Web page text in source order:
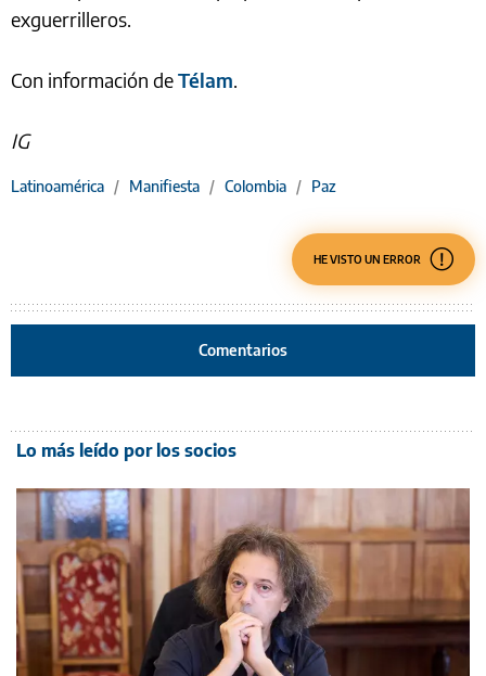
exguerrilleros.
Con información deTélam.
IG
Latinoamérica / Manifiesta / Colombia / Paz
HE VISTO UN ERROR
Comentarios
Lo más leído por los socios